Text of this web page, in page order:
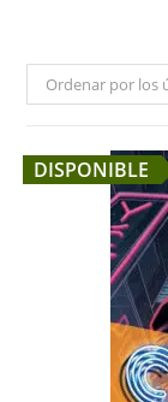
Ordenar por los
DISPONIBLE